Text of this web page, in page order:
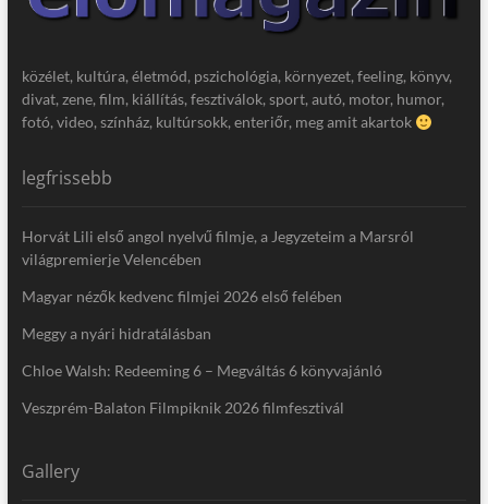
közélet, kultúra, életmód, pszichológia, környezet, feeling, könyv,
divat, zene, film, kiállítás, fesztiválok, sport, autó, motor, humor,
fotó, video, színház, kultúrsokk, enteriőr, meg amit akartok
legfrissebb
Horvát Lili első angol nyelvű filmje, a Jegyzeteim a Marsról
világpremierje Velencében
Magyar nézők kedvenc filmjei 2026 első felében
Meggy a nyári hidratálásban
Chloe Walsh: Redeeming 6 – Megváltás 6 könyvajánló
Veszprém-Balaton Filmpiknik 2026 filmfesztivál
Gallery